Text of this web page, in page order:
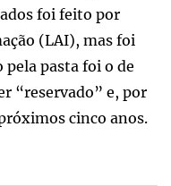
foi feito por
(LAI), mas foi
pasta foi o de
“reservado” e, por
cinco anos.